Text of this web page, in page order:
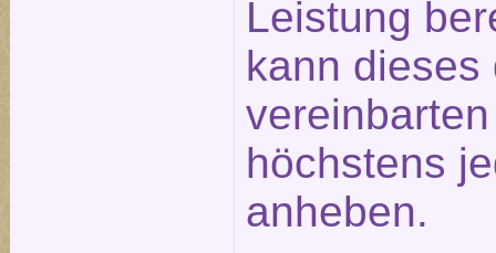
Leistung
kann dieses
höchstens
anheben.